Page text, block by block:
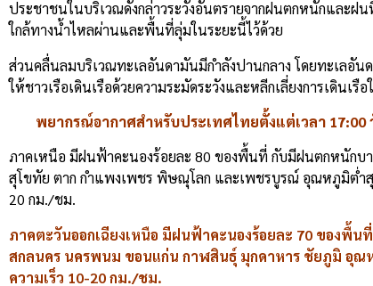
ประชาชนในบริเวณดังกล่าวระวังอันตรายจากฝนตกหนักและ
ใกล้ทางน้ำไหลผ่านและพื้นที่ลุ่มในระยะนี้ไว้ด้วย
ส่วนคลื่นลมบริเวณทะเลอันดามันมีกำลังปานกลาง โดยทะเลอั
ให้ชาวเรือเดินเรือด้วยความระมัดระวังและหลีกเลี่ยงการเดินเ
พยากรณ์อากาศสำหรับประเทศไทยตั้งแต่เวลา
ภาคเหนือ มีฝนฟ้าคะนองร้อยละ 80 ของพื้นที่ กับมีฝนตกหนักบ
สุโขทัย ตาก กำแพงเพชร พิษณุโลก และเพชรบูรณ์ อุณหภูมิต่ำสุ
20 กม./ชม.
ภาคตะวันออกเฉียงเหนือ มีฝนฟ้าคะนองร้อยละ 70 ของพื้
สกลนคร นครพนม ขอนแก่น กาฬสินธุ์ มุกดาหาร ชัยภูมิ อุณ
ความเร็ว 10-20 กม./ชม.